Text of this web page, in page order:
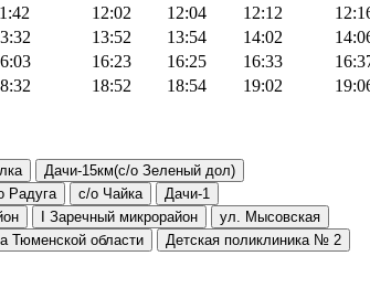
12:02 12:04 12:12
13:52 13:54 14:02
16:23 16:25 16:33
18:52 18:54 19:02
Дачи-15км(с/о Зеленый дол)
Радуга с/о Чайка
Дачи-1
I Заречный микрорайон
ул. Мысовская
Тюменской области
Детская поликлиника № 2